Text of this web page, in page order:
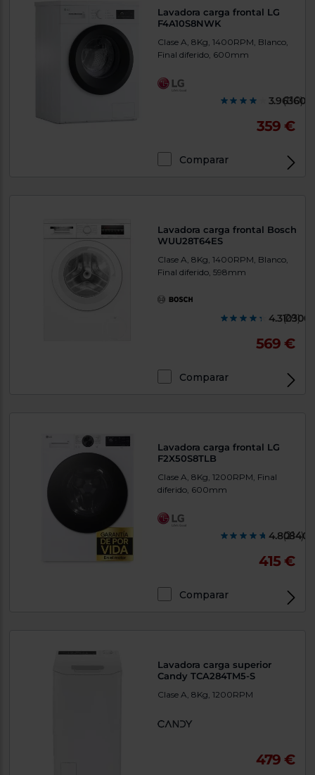
Lavadora carga frontal LG
F4A10S8NWK
Clase A, 8Kg, 1400RPM, Blanco,
Final diferido, 600mm
(110)
359 €
Comparar
Lavadora carga frontal Bosch
WUU28T64ES
Clase A, 8Kg, 1400RPM, Blanco,
Final diferido, 598mm
(29)
569 €
Comparar
Lavadora carga frontal LG
F2X50S8TLB
Clase A, 8Kg, 1200RPM, Final
diferido, 600mm
(214)
415 €
Comparar
Lavadora carga superior
Candy TCA284TM5-S
Clase A, 8Kg, 1200RPM
479 €